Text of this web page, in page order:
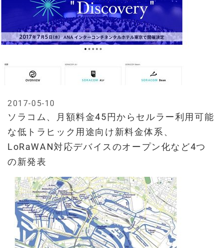
ソラコム、月額料金45円からセルラー利用可能
な低トラヒック用途向け新料金体系、
LoRaWAN対応デバイスのオープン化など4つ
の新発表
2017-05-10